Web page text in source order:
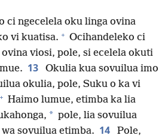
ci ngecelela oku linga ovina
vi kuatisa. + Ocihandeleko ci
viosi, pole, si ecelela okuti
13
Okulia kua sovuilua imo
okulia, pole, Suku o ka vi
+ Haimo lumue, etimba ka lia
* pole, lia sovuilua
sovuilua etimba. 14
Pole,